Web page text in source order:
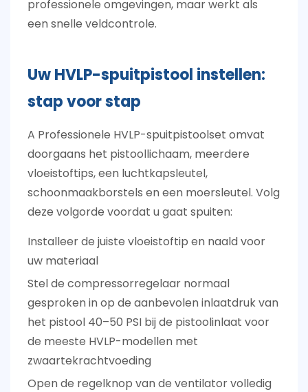
professionele omgevingen, maar werkt als
een snelle veldcontrole.
Uw HVLP-spuitpistool instellen:
stap voor stap
A Professionele HVLP-spuitpistoolset omvat
doorgaans het pistoollichaam, meerdere
vloeistoftips, een luchtkapsleutel,
schoonmaakborstels en een moersleutel. Volg
deze volgorde voordat u gaat spuiten:
Installeer de juiste vloeistoftip en naald voor
uw materiaal
Stel de compressorregelaar normaal
gesproken in op de aanbevolen inlaatdruk van
het pistool 40–50 PSI bij de pistoolinlaat voor
de meeste HVLP-modellen met
zwaartekrachtvoeding
Open de regelknop van de ventilator volledig